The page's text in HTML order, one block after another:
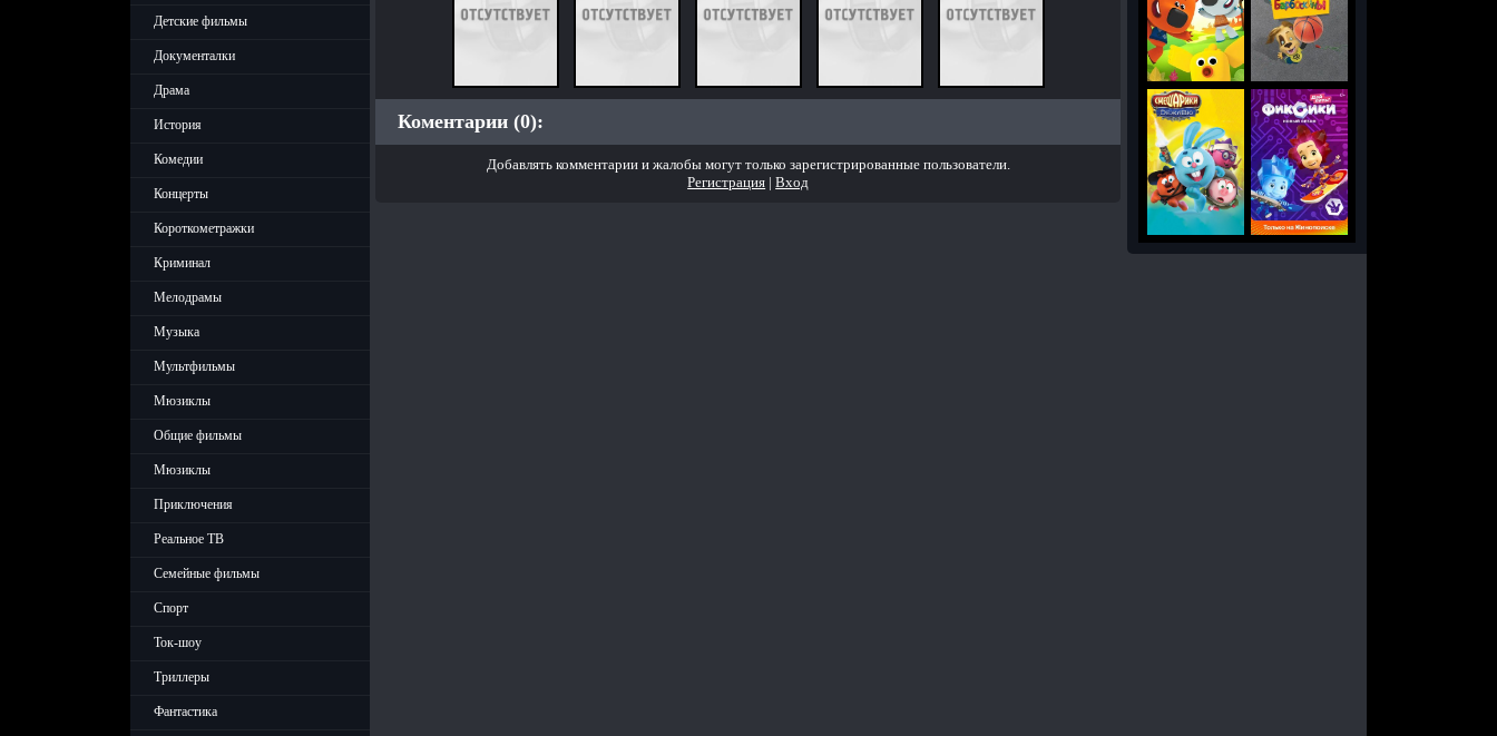
Детские фильмы
Документалки
Драма
История
Комедии
Концерты
Короткометражки
Криминал
Мелодрамы
Музыка
Мультфильмы
Мюзиклы
Общие фильмы
Мюзиклы
Приключения
Реальное ТВ
Семейные фильмы
Спорт
Ток-шоу
Триллеры
Фантастика
Коментарии (0):
Добавлять комментарии и жалобы могут только зарегистрированные пользователи.
Регистрация |Вход